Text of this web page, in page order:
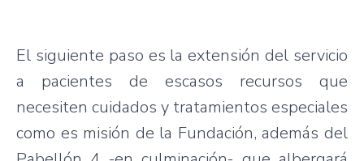
El siguiente paso es la extensión del servicio
a pacientes de escasos recursos que
necesiten cuidados y tratamientos especiales
como es misión de la Fundación, además del